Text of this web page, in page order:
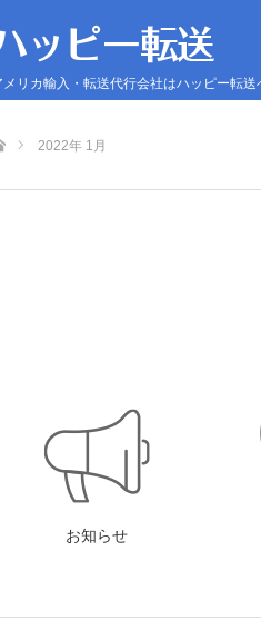
メリカ輸入・転送代行会社はハッピー転送
2022年 1月
お知らせ